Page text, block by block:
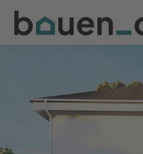
Bauen
Logo